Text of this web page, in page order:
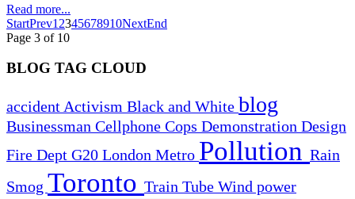
Read more...
StartPrev1 2345678910NextEnd
Page 3 of 10
BLOG TAG CLOUD
accident Activism Black and White blog
Businessman Cellphone Cops Demonstration Design
Fire Dept G20 London Metro Pollution Rain
Smog Toronto Train Tube Wind power